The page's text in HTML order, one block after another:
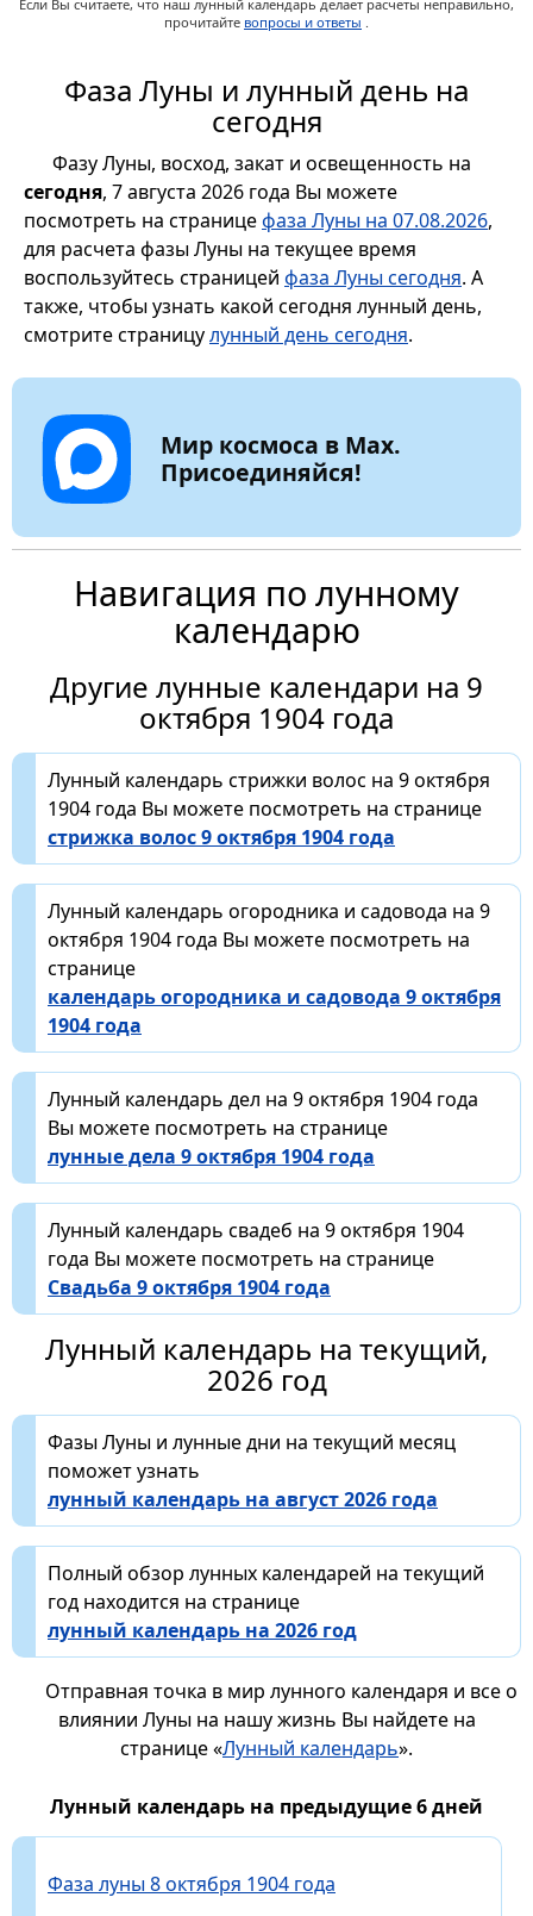
Если Вы считаете, что наш лунный календарь делает расчеты неправильно,
прочитайте вопросы и ответы .
Фаза Луны и лунный день на
сегодня
Фазу Луны, восход, закат и освещенность на
сегодня, 7 августа 2026 года Вы можете
посмотреть на страницефаза Луны на 07.08.2026,
для расчета фазы Луны на текущее время
воспользуйтесь страницей фаза Луны сегодня. А
также, чтобы узнать какой сегодня лунный день,
смотрите страницулунный день сегодня.
Мир космоса в Max.
Присоединяйся!
Навигация по лунному
календарю
Другие лунные календари на 9
октября 1904 года
Лунный календарь стрижки волос на 9 октября
1904 года Вы можете посмотреть на странице
стрижка волос 9 октября 1904 года
Лунный календарь огородника и садовода на 9
октября 1904 года Вы можете посмотреть на
странице
календарь огородника и садовода 9 октября
1904 года
Лунный календарь дел на 9 октября 1904 года
Вы можете посмотреть на странице
лунные дела 9 октября 1904 года
Лунный календарь свадеб на 9 октября 1904
года Вы можете посмотреть на странице
Свадьба 9 октября 1904 года
Лунный календарь на текущий,
2026 год
Фазы Луны и лунные дни на текущий месяц
поможет узнать
лунный календарь на август 2026 года
Полный обзор лунных календарей на текущий
год находится на странице
лунный календарь на 2026 год
Отправная точка в мир лунного календаря и все о
влиянии Луны на нашу жизнь Вы найдете на
странице «Лунный календарь».
Лунный календарь на предыдущие 6 дней
Фаза луны 8 октября 1904 года